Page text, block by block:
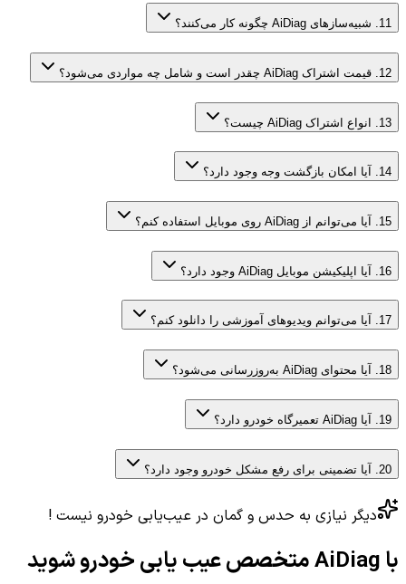
11
. شبیه‌سازهای AiDiag چگونه کار می‌کنند؟
12 قیمت اشتراک AiDiag چقدر است و شامل چه مواردی می‌شود؟
13 انواع اشتراک AiDiag چیست؟
14
. آیا امکان بازگشت وجه وجود دارد؟
15
. آیا می‌توانم از AiDiag روی موبایل استفاده کنم؟
16 آیا اپلیکیشن موبایل AiDiag وجود دارد؟
17
. آیا می‌توانم ویدیوهای آموزشی را دانلود کنم؟
18
. آیا محتوای AiDiag به‌روزرسانی می‌شود؟
19 آیا AiDiag تعمیرگاه خودرو دارد؟
20 آیا تضمینی برای رفع مشکل خودرو وجود دارد؟
دیگر نیازی به حدس و گمان در عیب‌یابی خودرو نیست !
با AiDiag متخصص عیب یابی خودرو شوید